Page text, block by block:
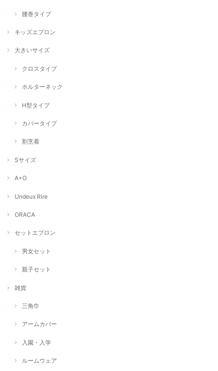
腰巻タイプ
キッズエプロン
大きいサイズ
クロスタイプ
ホルターネック
H型タイプ
カバータイプ
割烹着
Sサイズ
A+O
Undeux Rire
ORACA
セットエプロン
男女セット
親子セット
雑貨
三角巾
アームカバー
入園・入学
ルームウェア